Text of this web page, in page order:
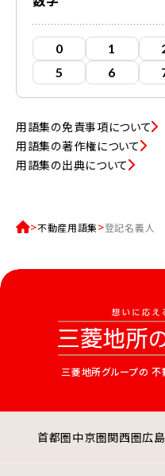
0 1
5
6
用語集の免責事項について
用語集の著作権について
用語集の出典について
不動産用語集 登記名義人
三菱地所グループの 不
首都圏中京圏関西圏広